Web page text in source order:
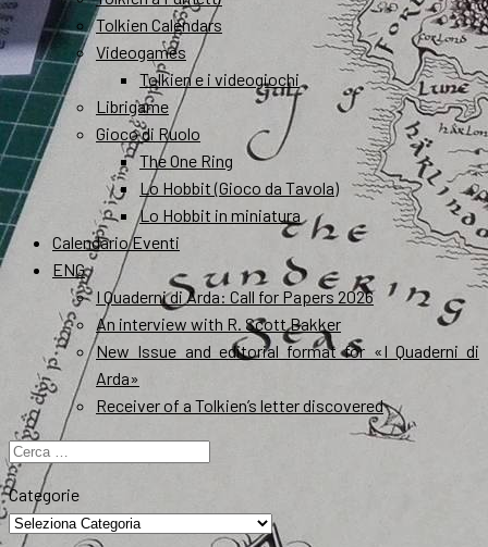
Tolkien Calendars
Videogames
Tolkien e i videogiochi
Librigame
Gioco di Ruolo
The One Ring
Lo Hobbit (Gioco da Tavola)
Lo Hobbit in miniatura
Calendario Eventi
ENG
I Quaderni di Arda: Call for Papers 2026
An interview with R. Scott Bakker
New Issue and editorial format for «I Quaderni di
Arda»
Receiver of a Tolkien’s letter discovered
Ricerca
per:
Categorie